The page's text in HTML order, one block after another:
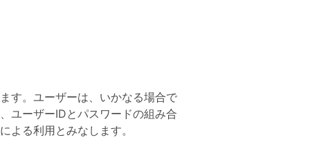
す。ユーザーは、いかなる場合で
ユーザーIDとパスワードの組み合
よる利用とみなします。